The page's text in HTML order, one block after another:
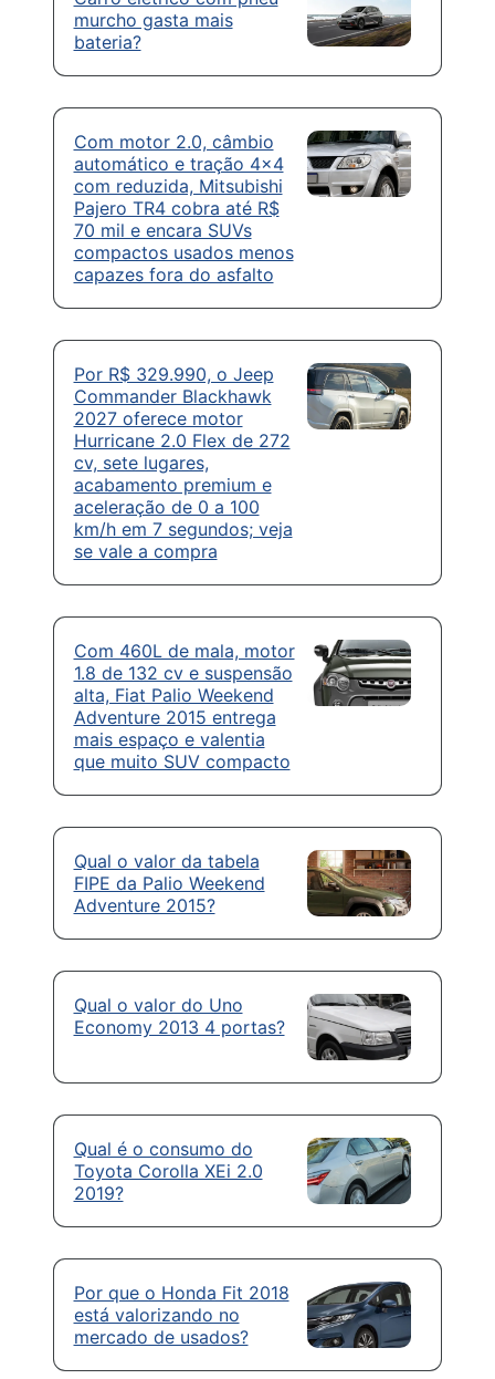
murcho gasta mais
bateria?
Com motor 2.0, câmbio
automático e tração 4×4
com reduzida, Mitsubishi
Pajero TR4 cobra até R$
70 mil e encara SUVs
compactos usados menos
capazes fora do asfalto
Por R$ 329.990, o Jeep
Commander Blackhawk
2027 oferece motor
Hurricane 2.0 Flex de 272
cv, sete lugares,
acabamento premium e
aceleração de 0 a 100
km/h em 7 segundos; veja
se vale a compra
Com 460L de mala, motor
1.8 de 132 cv e suspensão
alta, Fiat Palio Weekend
Adventure 2015 entrega
mais espaço e valentia
que muito SUV compacto
Qual o valor da tabela
FIPE da Palio Weekend
Adventure 2015?
Qual o valor do Uno
Economy 2013 4 portas?
Qual é o consumo do
Toyota Corolla XEi 2.0
2019?
Por que o Honda Fit 2018
está valorizando no
mercado de usados?